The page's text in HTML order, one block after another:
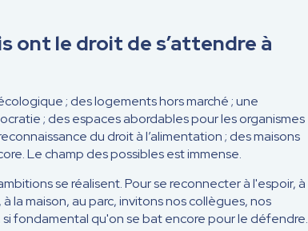
ont le droit de s’attendre à
; des logements hors marché ; une
; des espaces abordables pour les organismes
du droit à l’alimentation ; des maisons
Le champ des possibles est immense.
se réalisent. Pour se reconnecter à l'espoir, à
la maison, au parc, invitons nos collègues, nos
fondamental qu'on se bat encore pour le défendre.